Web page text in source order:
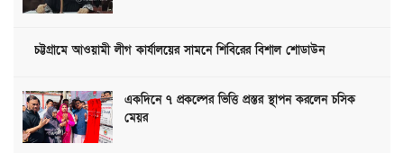
চট্টগ্রামে আওয়ামী লীগ কার্যালয়ের সামনে শিবিরের বিশাল শোডাউন
একদিনে ৭ প্রকল্পের ভিত্তি প্রস্তর স্থাপন করলেন চসিক
মেয়র